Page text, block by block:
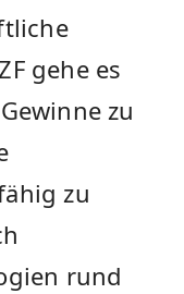
gehe es
zu
zu
rund